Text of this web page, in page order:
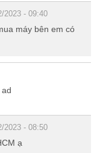
tốn pin hơn màn hình
màn hình 60Hz thông
plus 5G Hàn có hỗ
sử dụng máy sẽ
2023 - 09:40
máy bên em có
2023 - 08:50
ạ